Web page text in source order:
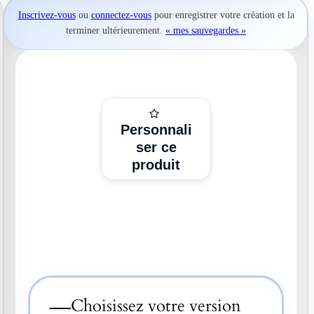
Inscrivez-vousou connectez-vouspour enregistrer votre création et la
terminer ultérieurement. « mes sauvegardes »
Personnali
ser ce
produit
—Choisissez votre version